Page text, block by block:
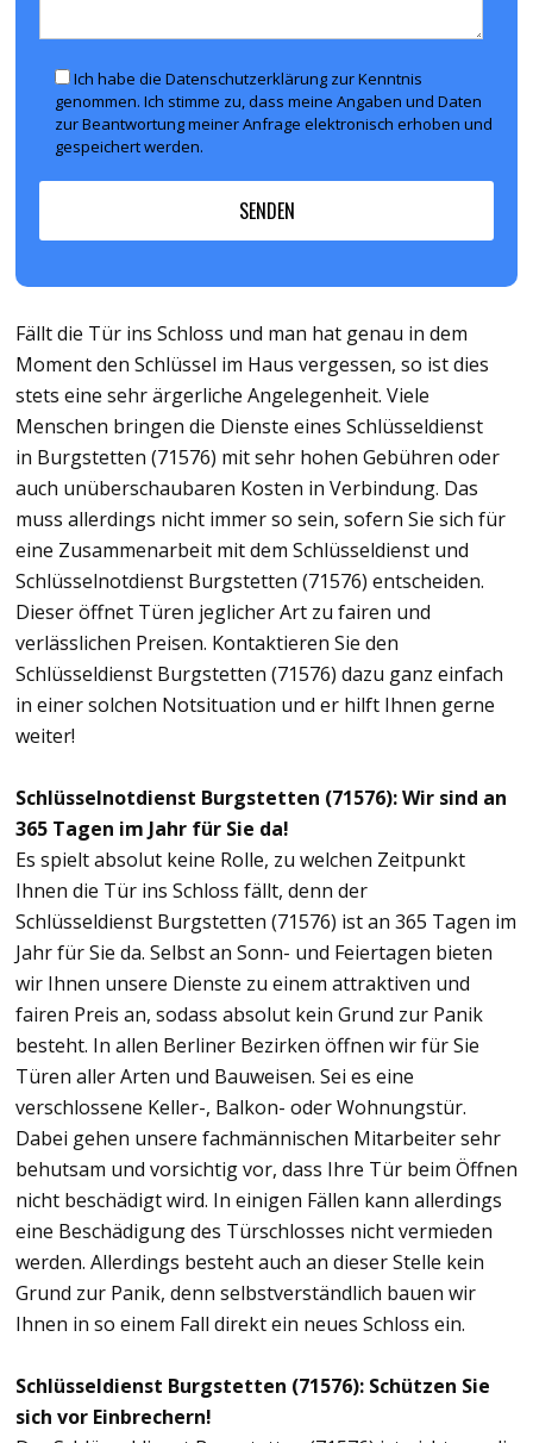
Ich habe die Datenschutzerklärung zur Kenntnis
genommen. Ich stimme zu, dass meine Angaben und Daten
zur Beantwortung meiner Anfrage elektronisch erhoben und
gespeichert werden.
Fällt die Tür ins Schloss und man hat genau in dem
Moment den Schlüssel im Haus vergessen, so ist dies
stets eine sehr ärgerliche Angelegenheit. Viele
Menschen bringen die Dienste eines Schlüsseldienst
in Burgstetten (71576) mit sehr hohen Gebühren oder
auch unüberschaubaren Kosten in Verbindung. Das
muss allerdings nicht immer so sein, sofern Sie sich für
eine Zusammenarbeit mit dem Schlüsseldienst und
Schlüsselnotdienst Burgstetten (71576) entscheiden.
Dieser öffnet Türen jeglicher Art zu fairen und
verlässlichen Preisen. Kontaktieren Sie den
Schlüsseldienst Burgstetten (71576) dazu ganz einfach
in einer solchen Notsituation und er hilft Ihnen gerne
weiter!
Schlüsselnotdienst Burgstetten (71576): Wir sind an
365 Tagen im Jahr für Sie da!
Es spielt absolut keine Rolle, zu welchen Zeitpunkt
Ihnen die Tür ins Schloss fällt, denn der
Schlüsseldienst Burgstetten (71576) ist an 365 Tagen im
Jahr für Sie da. Selbst an Sonn- und Feiertagen bieten
wir Ihnen unsere Dienste zu einem attraktiven und
fairen Preis an, sodass absolut kein Grund zur Panik
besteht. In allen Berliner Bezirken öffnen wir für Sie
Türen aller Arten und Bauweisen. Sei es eine
verschlossene Keller-, Balkon- oder Wohnungstür.
Dabei gehen unsere fachmännischen Mitarbeiter sehr
behutsam und vorsichtig vor, dass Ihre Tür beim Öffnen
nicht beschädigt wird. In einigen Fällen kann allerdings
eine Beschädigung des Türschlosses nicht vermieden
werden. Allerdings besteht auch an dieser Stelle kein
Grund zur Panik, denn selbstverständlich bauen wir
Ihnen in so einem Fall direkt ein neues Schloss ein.
Schlüsseldienst Burgstetten (71576): Schützen Sie
sich vor Einbrechern!